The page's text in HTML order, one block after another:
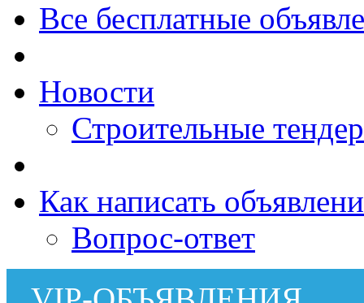
Все бесплатные
Новости
Строительные
Как написать
Вопрос-ответ